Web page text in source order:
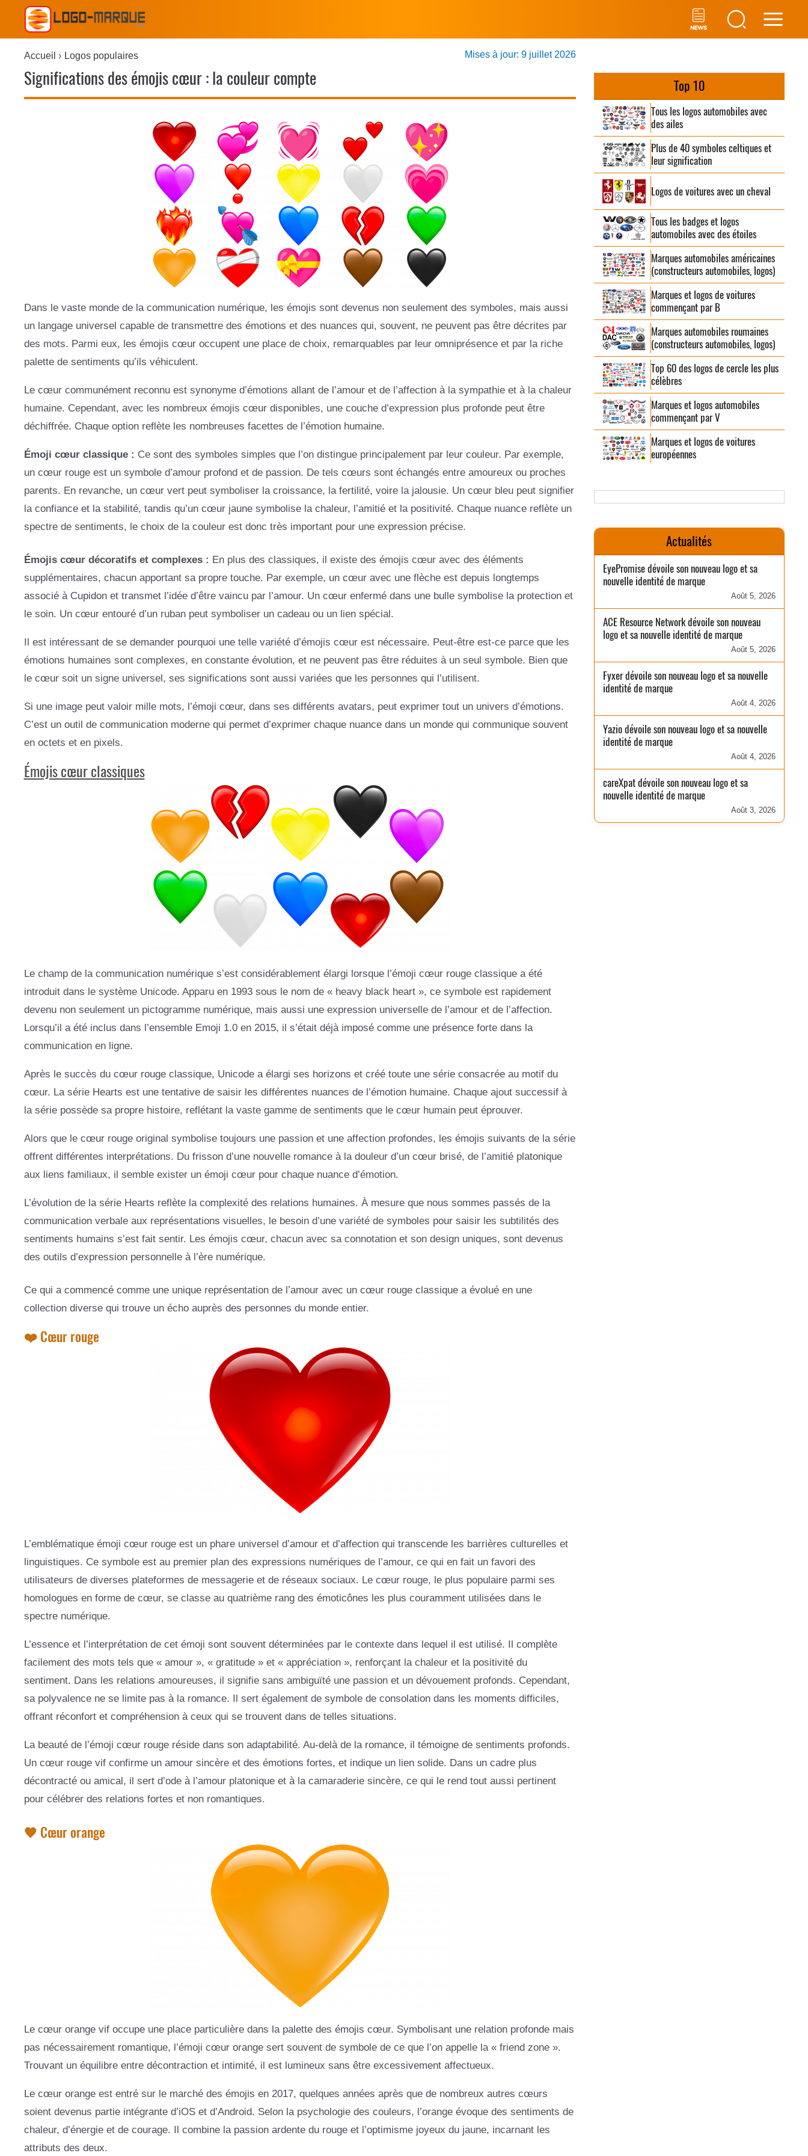
Accueil Logos populaires
Significations des émojis cœur : la couleur compte
Mises à jour: 9 juillet 2026
Dans le vaste monde de la communication numérique, les émojis sont devenus non seulement des symboles, mais aussi
un langage universel capable de transmettre des émotions et des nuances qui, souvent, ne peuvent pas être décrites par
des mots. Parmi eux, les émojis cœur occupent une place de choix, remarquables par leur omniprésence et par la riche
palette de sentiments qu’ils véhiculent.
Le cœur communément reconnu est synonyme d’émotions allant de l’amour et de l’affection à la sympathie et à la chaleur
humaine. Cependant, avec les nombreux émojis cœur disponibles, une couche d’expression plus profonde peut être
déchiffrée. Chaque option reflète les nombreuses facettes de l’émotion humaine.
Émoji cœur classique : Ce sont des symboles simples que l’on distingue principalement par leur couleur. Par exemple,
un cœur rouge est un symbole d’amour profond et de passion. De tels cœurs sont échangés entre amoureux ou proches
parents. En revanche, un cœur vert peut symboliser la croissance, la fertilité, voire la jalousie. Un cœur bleu peut signifier
la confiance et la stabilité, tandis qu’un cœur jaune symbolise la chaleur, l’amitié et la positivité. Chaque nuance reflète un
spectre de sentiments, le choix de la couleur est donc très important pour une expression précise.
Émojis cœur décoratifs et complexes : En plus des classiques, il existe des émojis cœur avec des éléments
supplémentaires, chacun apportant sa propre touche. Par exemple, un cœur avec une flèche est depuis longtemps
associé à Cupidon et transmet l’idée d’être vaincu par l’amour. Un cœur enfermé dans une bulle symbolise la protection et
le soin. Un cœur entouré d’un ruban peut symboliser un cadeau ou un lien spécial.
Il est intéressant de se demander pourquoi une telle variété d’émojis cœur est nécessaire. Peut-être est-ce parce que les
émotions humaines sont complexes, en constante évolution, et ne peuvent pas être réduites à un seul symbole. Bien que
le cœur soit un signe universel, ses significations sont aussi variées que les personnes qui l’utilisent.
Si une image peut valoir mille mots, l’émoji cœur, dans ses différents avatars, peut exprimer tout un univers d’émotions.
C’est un outil de communication moderne qui permet d’exprimer chaque nuance dans un monde qui communique souvent
en octets et en pixels.
Émojis cœur classiques
Le champ de la communication numérique s’est considérablement élargi lorsque l’émoji cœur rouge classique a été
introduit dans le système Unicode. Apparu en 1993 sous le nom de « heavy black heart », ce symbole est rapidement
devenu non seulement un pictogramme numérique, mais aussi une expression universelle de l’amour et de l’affection.
Lorsqu’il a été inclus dans l’ensemble Emoji 1.0 en 2015, il s’était déjà imposé comme une présence forte dans la
communication en ligne.
Après le succès du cœur rouge classique, Unicode a élargi ses horizons et créé toute une série consacrée au motif du
cœur. La série Hearts est une tentative de saisir les différentes nuances de l’émotion humaine. Chaque ajout successif à
la série possède sa propre histoire, reflétant la vaste gamme de sentiments que le cœur humain peut éprouver.
Alors que le cœur rouge original symbolise toujours une passion et une affection profondes, les émojis suivants de la série
offrent différentes interprétations. Du frisson d’une nouvelle romance à la douleur d’un cœur brisé, de l’amitié platonique
aux liens familiaux, il semble exister un émoji cœur pour chaque nuance d’émotion.
L’évolution de la série Hearts reflète la complexité des relations humaines. À mesure que nous sommes passés de la
communication verbale aux représentations visuelles, le besoin d’une variété de symboles pour saisir les subtilités des
sentiments humains s’est fait sentir. Les émojis cœur, chacun avec sa connotation et son design uniques, sont devenus
des outils d’expression personnelle à l’ère numérique.
Ce qui a commencé comme une unique représentation de l’amour avec un cœur rouge classique a évolué en une
collection diverse qui trouve un écho auprès des personnes du monde entier.
❤️ Cœur rouge
L’emblématique émoji cœur rouge est un phare universel d’amour et d’affection qui transcende les barrières culturelles et
linguistiques. Ce symbole est au premier plan des expressions numériques de l’amour, ce qui en fait un favori des
utilisateurs de diverses plateformes de messagerie et de réseaux sociaux. Le cœur rouge, le plus populaire parmi ses
homologues en forme de cœur, se classe au quatrième rang des émoticônes les plus couramment utilisées dans le
spectre numérique.
L’essence et l’interprétation de cet émoji sont souvent déterminées par le contexte dans lequel il est utilisé. Il complète
facilement des mots tels que « amour », « gratitude » et « appréciation », renforçant la chaleur et la positivité du
sentiment. Dans les relations amoureuses, il signifie sans ambiguïté une passion et un dévouement profonds. Cependant,
sa polyvalence ne se limite pas à la romance. Il sert également de symbole de consolation dans les moments difficiles,
offrant réconfort et compréhension à ceux qui se trouvent dans de telles situations.
La beauté de l’émoji cœur rouge réside dans son adaptabilité. Au-delà de la romance, il témoigne de sentiments profonds.
Un cœur rouge vif confirme un amour sincère et des émotions fortes, et indique un lien solide. Dans un cadre plus
décontracté ou amical, il sert d’ode à l’amour platonique et à la camaraderie sincère, ce qui le rend tout aussi pertinent
pour célébrer des relations fortes et non romantiques.
🧡 Cœur orange
Le cœur orange vif occupe une place particulière dans la palette des émojis cœur. Symbolisant une relation profonde mais
pas nécessairement romantique, l’émoji cœur orange sert souvent de symbole de ce que l’on appelle la « friend zone ».
Trouvant un équilibre entre décontraction et intimité, il est lumineux sans être excessivement affectueux.
Le cœur orange est entré sur le marché des émojis en 2017, quelques années après que de nombreux autres cœurs
soient devenus partie intégrante d’iOS et d’Android. Selon la psychologie des couleurs, l’orange évoque des sentiments de
chaleur, d’énergie et de courage. Il combine la passion ardente du rouge et l’optimisme joyeux du jaune, incarnant les
attributs des deux.
Top 10
Tous les logos automobiles avec
des ailes
Plus de 40 symboles celtiques et
leur signification
Logos de voitures avec un cheval
Tous les badges et logos
automobiles avec des étoiles
Marques automobiles américaines
(constructeurs automobiles, logos)
Marques et logos de voitures
commençant par B
Marques automobiles roumaines
(constructeurs automobiles, logos)
Top 60 des logos de cercle les plus
célèbres
Marques et logos automobiles
commençant par V
Marques et logos de voitures
européennes
Actualités
EyePromise dévoile son nouveau logo et sa
nouvelle identité de marque
Août 5, 2026
ACE Resource Network dévoile son nouveau
logo et sa nouvelle identité de marque
Août 5, 2026
Fyxer dévoile son nouveau logo et sa nouvelle
identité de marque
Août 4, 2026
Yazio dévoile son nouveau logo et sa nouvelle
identité de marque
Août 4, 2026
careXpat dévoile son nouveau logo et sa
nouvelle identité de marque
Août 3, 2026